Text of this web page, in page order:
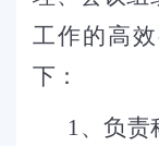
工作的高
下：
1、负责